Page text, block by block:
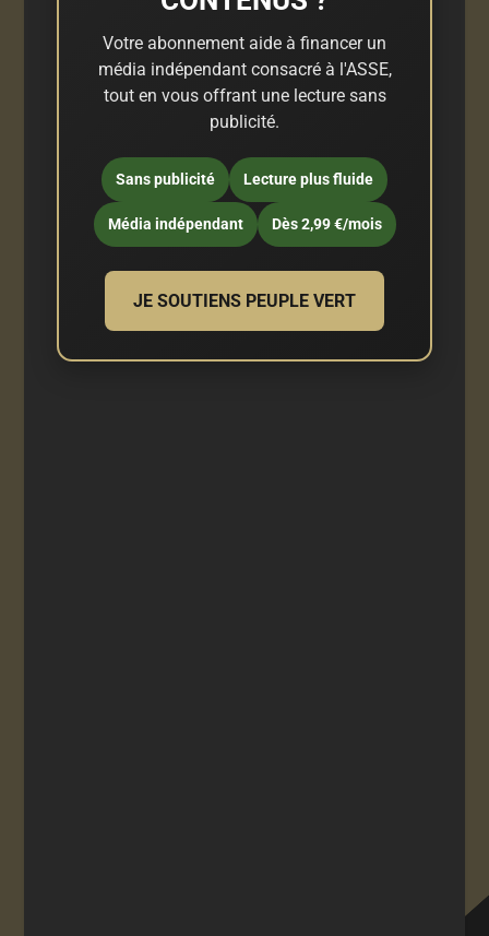
Votre abonnement aide à financer un
média indépendant consacré à l'ASSE,
tout en vous offrant une lecture sans
publicité.
Sans publicité Lecture plus fluide
Média indépendant Dès 2,99 €/mois
JE SOUTIENS PEUPLE VERT